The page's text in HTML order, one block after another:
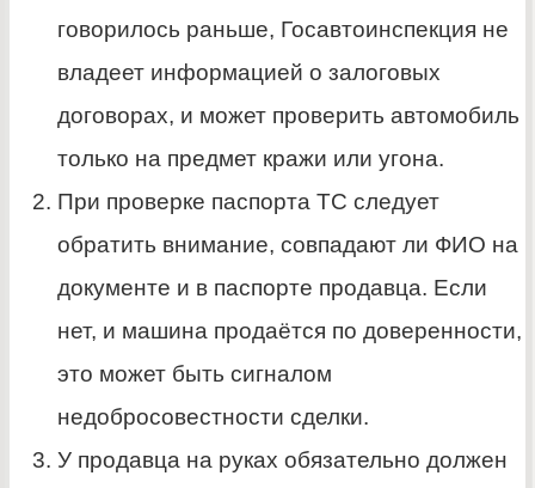
говорилось раньше, Госавтоинспекция не
владеет информацией о залоговых
договорах, и может проверить автомобиль
только на предмет кражи или угона.
При проверке паспорта ТС следует
обратить внимание, совпадают ли ФИО на
документе и в паспорте продавца. Если
нет, и машина продаётся по доверенности,
это может быть сигналом
недобросовестности сделки.
У продавца на руках обязательно должен